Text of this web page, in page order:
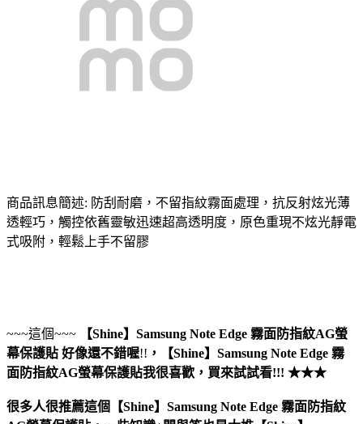
商品訊息簡述: 防刮耐磨，不留指紋霧面處理，抗反射炫光薄
透輕巧，觸控依舊靈敏迅速超高透明度，原色重現不炫光靜電
式吸附，輕鬆上手不留膠
~~~這個~~~
【Shine】Samsung Note Edge 霧面防指紋AG螢
幕保護貼 好像還不錯喔!! ，
【Shine】Samsung Note Edge 霧
面防指紋AG螢幕保護貼我很喜歡，買來試試看!!! ★★★
很多人很推薦這個【Shine】Samsung Note Edge 霧面防指紋